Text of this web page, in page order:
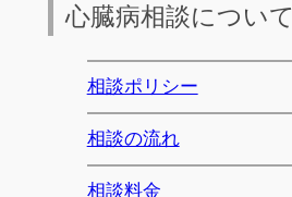
心臓病相談について
相談ポリシー
相談の流れ
相談料金